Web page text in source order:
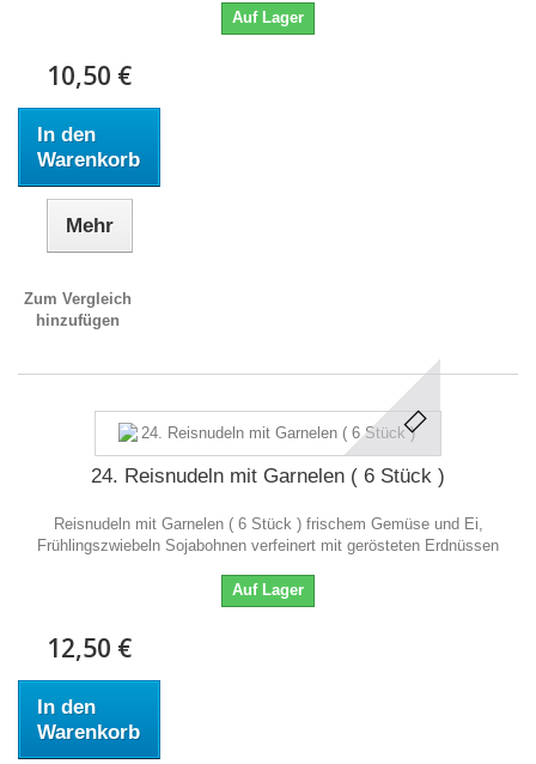
Auf Lager
10,50 €
In den
Warenkorb
Mehr
Zum Vergleich
hinzufügen
24. Reisnudeln mit Garnelen ( 6 Stück )
Reisnudeln mit Garnelen ( 6 Stück ) frischem Gemüse und Ei,
Frühlingszwiebeln Sojabohnen verfeinert mit gerösteten Erdnüssen
Auf Lager
12,50 €
In den
Warenkorb